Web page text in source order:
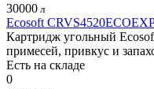
30000 л
Ecosoft
Картридж угольный
примесей, привкус и
Есть на складе
0